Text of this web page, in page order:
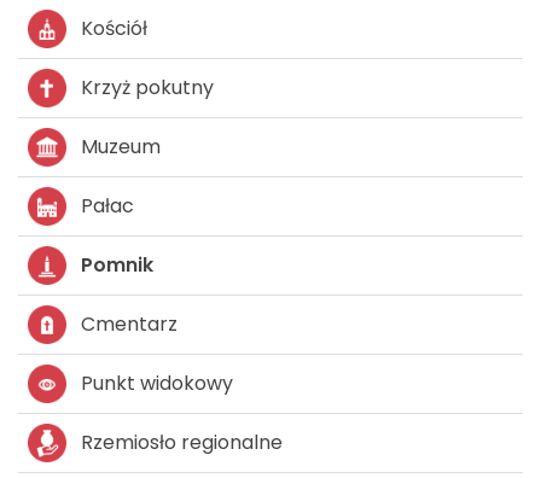
Kościół
Krzyż pokutny
Muzeum
Pałac
Pomnik
Cmentarz
Punkt widokowy
Rzemiosło regionalne